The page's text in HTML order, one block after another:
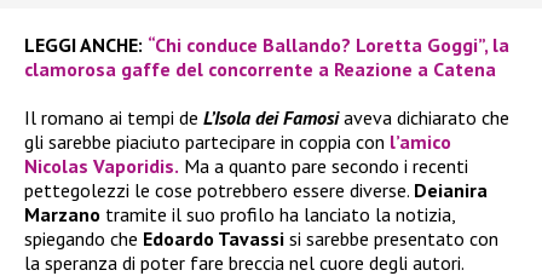
LEGGI ANCHE: “Chi conduce Ballando? Loretta Goggi”, la
clamorosa gaffe del concorrente a Reazione a Catena
Il romano ai tempi de L’Isola dei Famosiaveva dichiarato che
gli sarebbe piaciuto partecipare in coppia con l’amico
Nicolas Vaporidis. Ma a quanto pare secondo i recenti
pettegolezzi le cose potrebbero essere diverse. Deianira
Marzano tramite il suo profilo ha lanciato la notizia,
spiegando che Edoardo Tavassi si sarebbe presentato con
la speranza di poter fare breccia nel cuore degli autori.